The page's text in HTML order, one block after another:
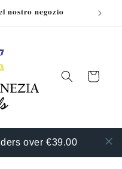
nostro negozio
Carrello
over €39.00